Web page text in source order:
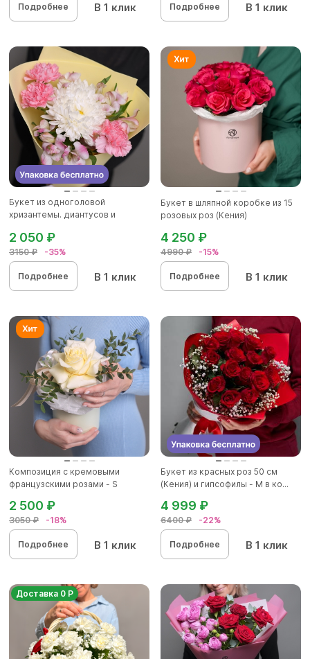
Подробнее В 1 клик Подробнее В 1 клик
Букет из одноголовой
хризантемы. диантусов и
3150 ₽ -35%
2 050 ₽
Подробнее В 1 клик
Букет в шляпной коробке из 15
розовых роз (Кения)
4990 ₽ -15%
4 250 ₽
Подробнее В 1 клик
Композиция с кремовыми
французскими розами - S
3050 ₽ -18%
2 500 ₽
Подробнее В 1 клик
Букет из красных роз 50 см
(Кения) и гипсофилы - М в ко...
6400 ₽ -22%
4 999 ₽
Подробнее В 1 клик
Доставка 0 Р